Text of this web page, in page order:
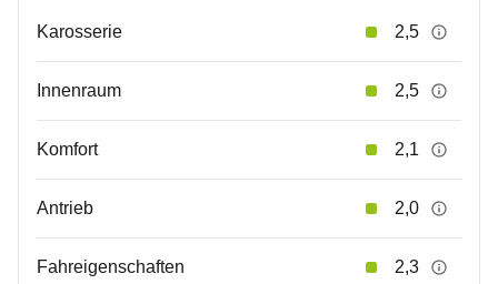
Karosserie 2,5
Innenraum 2,5
Komfort 2,1
Antrieb 2,0
Fahreigenschaften 2,3